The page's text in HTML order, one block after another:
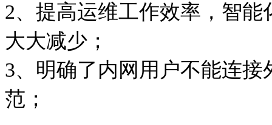
2、提高运维工作效率，智
大大减少；
3、明确了内网用户不能连
范；